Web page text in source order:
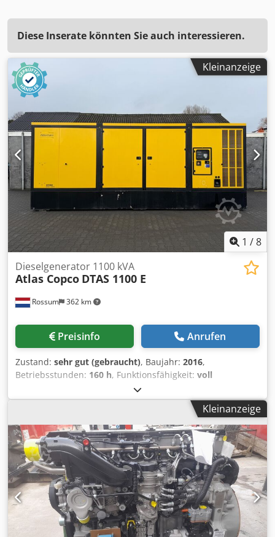
Diese Inserate könnten Sie auch interessieren.
Kleinanzeige
1 /8
Rossum 362 km
Dieselgenerator 1100 kVA
Atlas Copco DTAS 1100 E
Preisinfo Anrufen
Zustand: sehr gut (gebraucht), Baujahr: 2016,
Betriebsstunden: 160 h, Funktionsfähigkeit: voll
, Nennscheinleistung:
einen Atlas-Copco DTAS 1100 E – 110 kVA Generator in
gutem Zustand an Baujahr: 2016 Betriebsstunden: 160
Stunden Kraftstoff: Diesel Tankinhalt: 1000 Liter
Angetrieben von einem MTU Motor. Dcodpfx Amjyy Dkae
Tjk Weitere Details auf Anfrage verfügbar, Generator ist
sofort verfügbar.
Kleinanzeige